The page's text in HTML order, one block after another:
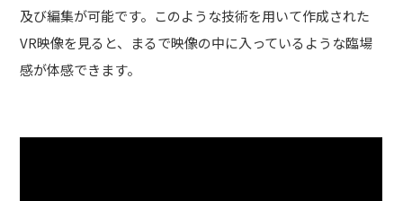
及び編集が可能です。このような技術を用いて作成された
VR映像を見ると、まるで映像の中に入っているような臨場
感が体感できます。